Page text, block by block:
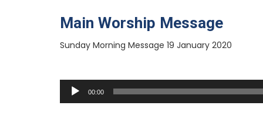
Main Worship Message
Sunday Morning Message 19 January 2020
Audio
Player
00:00